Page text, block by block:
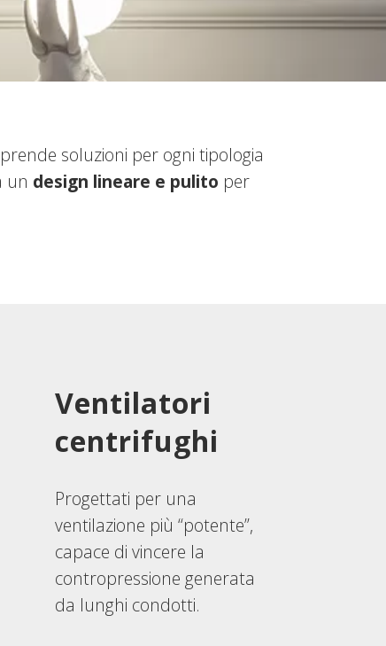
soluzioni per ogni tipologia
un design lineare e pulito per
Ventilatori
centrifughi
Progettati per una
ventilazione più “potente”,
capace di vincere la
contropressione generata
da lunghi condotti.